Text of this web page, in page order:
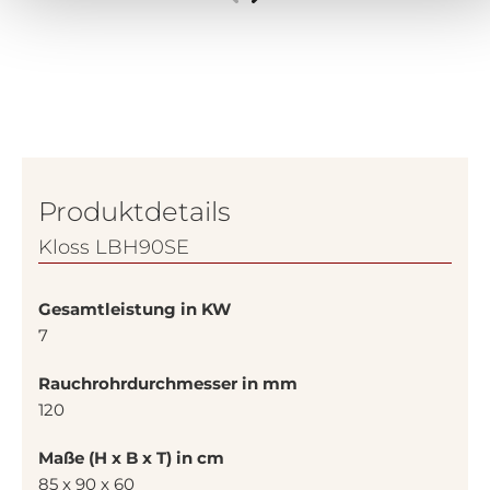
Produktdetails
Kloss LBH90SE
Gesamtleistung in KW
7
Rauchrohrdurchmesser in mm
120
Maße (H x B x T) in cm
85 x 90 x 60